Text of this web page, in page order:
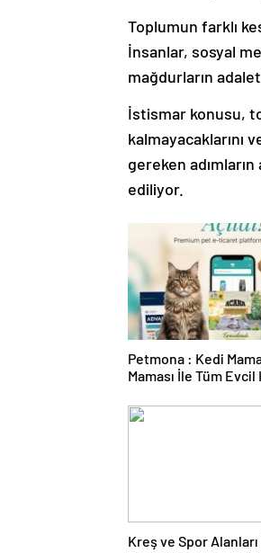
Toplumun farklı
İnsanlar, sosyal
mağdurların
İstismar konusu,
kalmayacaklarını
gereken
ediliyor.
Petmona : Kedi
Maması İle Tüm Evcil
Kreş ve Spor